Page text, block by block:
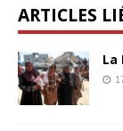
ARTICLES
La